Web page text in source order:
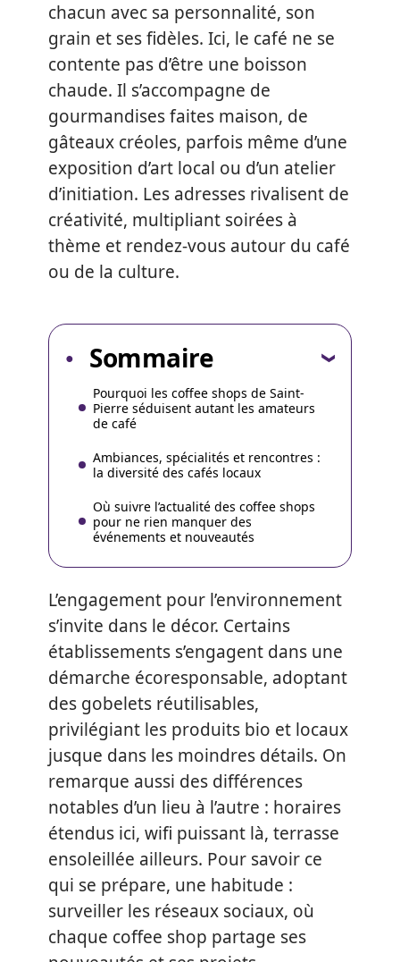
chacun avec sa personnalité, son
grain et ses fidèles. Ici, le café ne se
contente pas d’être une boisson
chaude. Il s’accompagne de
gourmandises faites maison, de
gâteaux créoles, parfois même d’une
exposition d’art local ou d’un atelier
d’initiation. Les adresses rivalisent de
créativité, multipliant soirées à
thème et rendez-vous autour du café
ou de la culture.
Sommaire
Pourquoi les coffee shops de Saint-
Pierre séduisent autant les amateurs
de café
Ambiances, spécialités et rencontres :
la diversité des cafés locaux
Où suivre l’actualité des coffee shops
pour ne rien manquer des
événements et nouveautés
L’engagement pour l’environnement
s’invite dans le décor. Certains
établissements s’engagent dans une
démarche écoresponsable, adoptant
des gobelets réutilisables,
privilégiant les produits bio et locaux
jusque dans les moindres détails. On
remarque aussi des différences
notables d’un lieu à l’autre : horaires
étendus ici, wifi puissant là, terrasse
ensoleillée ailleurs. Pour savoir ce
qui se prépare, une habitude :
surveiller les réseaux sociaux, où
chaque coffee shop partage ses